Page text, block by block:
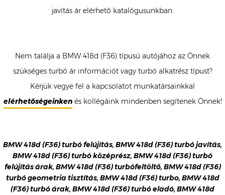
javítás ár elérhető katalógusunkban.
Nem találja a BMW 418d (F36) típusú autójához az Önnek
szükséges turbó ár információt vagy turbó alkatrész típust?
Kérjük vegye fel a kapcsolatot munkatársainkkal
elérhetőségeinkenés kollégáink mindenben segítenek Önnek!
BMW 418d (F36) turbó felújítás, BMW 418d (F36) turbó javítás,
BMW 418d (F36) turbó középrész, BMW 418d (F36) turbó
felújítás árak, BMW 418d (F36) turbófeltöltő, BMW 418d (F36)
turbó geometria tisztítás, BMW 418d (F36) turbo, BMW 418d
(F36) turbó árak, BMW 418d (F36) turbó eladó, BMW 418d